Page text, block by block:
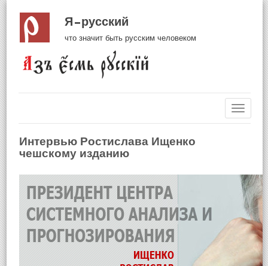
Я русский
что значит быть русским человеком
Интервью Ростислава Ищенко
чешскому изданию